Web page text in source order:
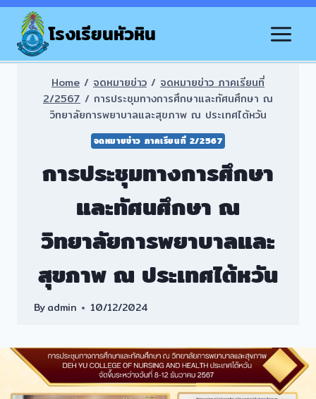
Skip
contentโรงเรียนหัวหิน
Home / จดหมายข่าว / จดหมายข่าว ภาคเรียนที่
2/2567 / การประชุมทางการศึกษาและทัศนศึกษา ณ
วิทยาลัยการพยาบาลและสุขภาพ ณ ประเทศไต้หวัน
จดหมายข่าว ภาคเรียนที่ 2/2567
การประชุมทางการศึกษา
และทัศนศึกษา ณ
วิทยาลัยการพยาบาลและ
สุขภาพ ณ ประเทศไต้หวัน
Byadmin 10/12/2024